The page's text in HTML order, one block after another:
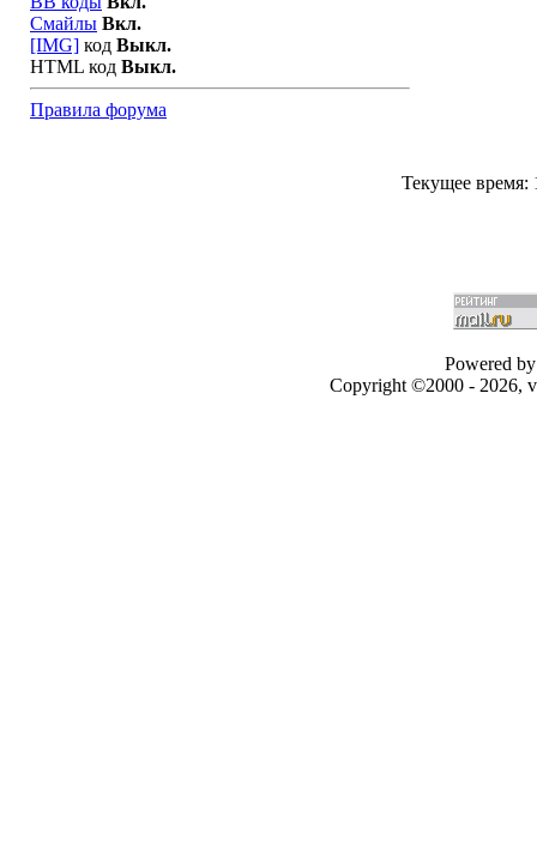
Смайлы Вкл.
[IMG] код Выкл.
HTML код Выкл.
Правила форума
Текущее время:
Powered
Copyright ©2000 - 2026,